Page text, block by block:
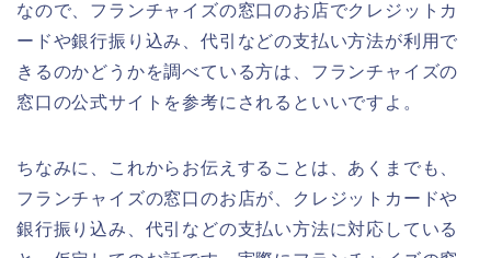
なので、フランチャイズの窓口のお店でクレジットカ
ードや銀行振り込み、代引などの支払い方法が利用で
きるのかどうかを調べている方は、フランチャイズの
窓口の公式サイトを参考にされるといいですよ。
ちなみに、これからお伝えすることは、あくまでも、
フランチャイズの窓口のお店が、クレジットカードや
銀行振り込み、代引などの支払い方法に対応している